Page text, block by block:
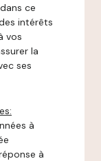
ce
intérêts
vos
la
ses
à
à